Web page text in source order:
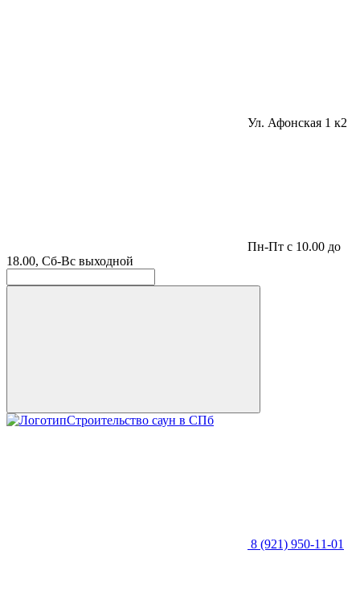
Ул. Афонская 1 к2
Пн-Пт с 10.00 до
18.00, Сб-Вс выходной
Строительство саун в СПб
8 (921) 950-11-01